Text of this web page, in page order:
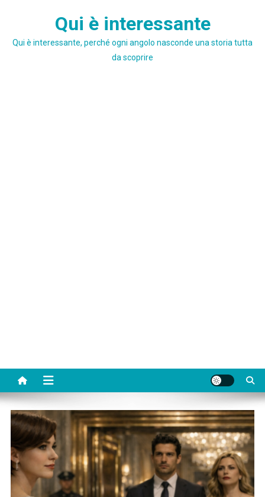
Qui è interessante
Qui è interessante, perché ogni angolo nasconde una storia tutta
da scoprire